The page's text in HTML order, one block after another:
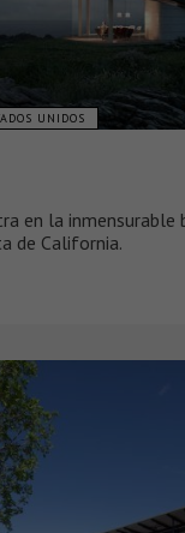
UNIDOS
en la
de California.